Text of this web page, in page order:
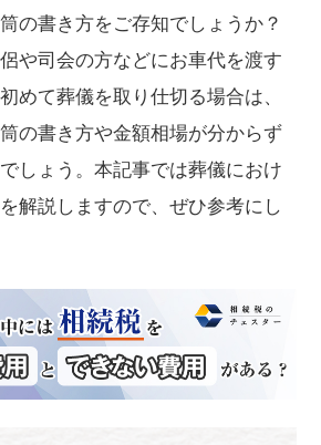
の書き方をご存知でしょうか？
や司会の方などにお車代を渡す
めて葬儀を取り仕切る場合は、
の書き方や金額相場が分からず
しょう。本記事では葬儀におけ
解説しますので、ぜひ参考にし